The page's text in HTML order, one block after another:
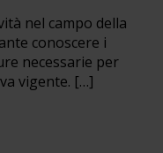
nel campo della
conoscere i
necessarie per
vigente. […]